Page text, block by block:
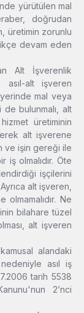
yürütülen mal
doğrudan
üretimin zorunlu
devam eden
Alt İşverenlik
asıl-alt işveren
mal veya
bulunmalı, alt
üretiminin
alt işverene
ve işin gereği ile
olmalıdır. Öte
işçilerini
alt işveren,
olmamalıdır. Ne
bilahare tüzel
alt işveren
alandaki
nedeniyle asıl iş
tarih 5538
2’nci